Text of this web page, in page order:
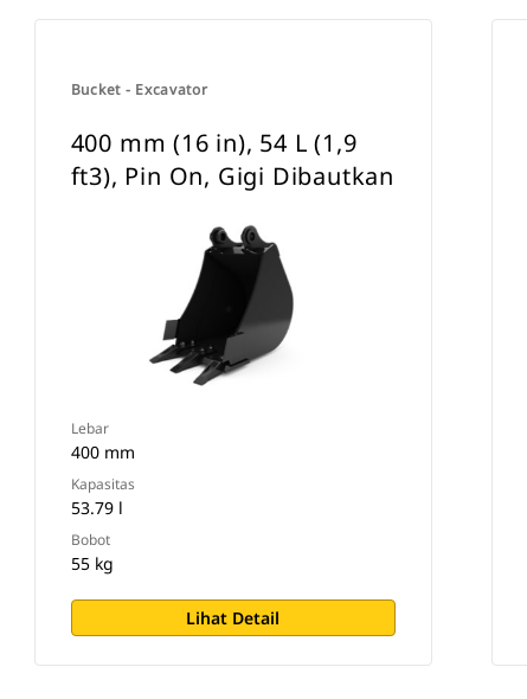
Bucket - Excavator
400 mm (16 in), 54 L (1,9
ft3), Pin On, Gigi Dibautkan
Lebar
400 mm
Kapasitas
53.79 l
Bobot
55 kg
Lihat Detail